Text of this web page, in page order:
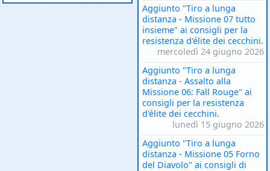
Aggiunto "Tiro a lunga
distanza - Missione 07 tutto
insieme" ai consigli per la
resistenza d'élite dei cecchini.
mercoledì 24 giugno 2026
Aggiunto "Tiro a lunga
distanza - Assalto alla
Missione 06: Fall Rouge" ai
consigli per la resistenza
d'élite dei cecchini.
lunedì 15 giugno 2026
Aggiunto "Tiro a lunga
distanza - Missione 05 Forno
del Diavolo" ai consigli di